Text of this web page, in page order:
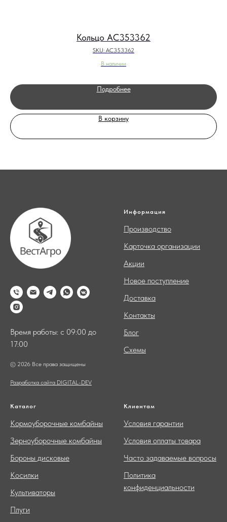
Кольцо AC353362
SKU: AC353362
В наличии
Подробнее
В корзину
Время работы: с 09:00 до
17:00
© 2026 Все права защищены
Разработка сайта DIGITAL-DEV
Информация
Производство
Карточка организации
Акции
Новое поступление
Доставка
Контакты
Блог
Схемы
Каталог
Кормоуборочные комбайны
Зерноуборочные комбайны
Бороны дисковые
Косилки
Культиваторы
Плуги
Клиентам
Условия гарантии
Условия оплаты товара
Часто задаваемые вопросы
Политика
конфиденциальности